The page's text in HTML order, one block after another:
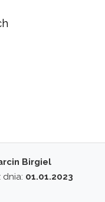
Birgiel
dnia: 01.01.2023